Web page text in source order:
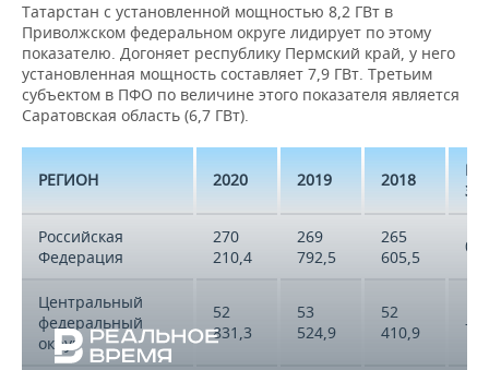
Татарстан с установленной мощностью 8,2 ГВт в
Приволжском федеральном округе лидирует по этому
показателю. Догоняет республику Пермский край, у него
установленная мощность составляет 7,9 ГВт. Третьим
субъектом в ПФО по величине этого показателя является
Саратовская область (6,7 ГВт).
РЕГИОН 2020 2019 2018
ЗА
Российская
Федерация
270
210,4
269
792,5
265
605,5
Центральный
федеральный
округ
52
831,3
53
524,9
52
410,9
-